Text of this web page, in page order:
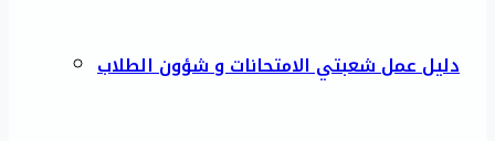
دليل عمل شعبتي الامتحانات و شؤون الطلاب